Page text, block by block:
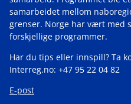
samarbeidet mellom
grenser. Norge har vært med
forskjellige programmer.
Har du tips eller innspill? Ta
Interreg.no: +47 95 22 04 82
E-post